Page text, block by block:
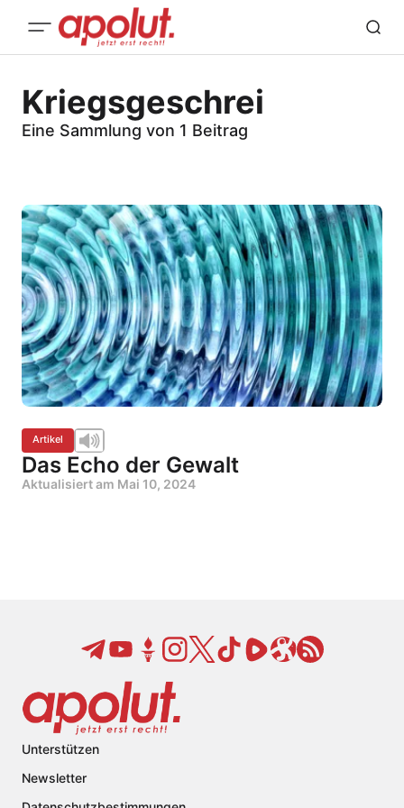
Kriegsgeschrei
Eine Sammlung von 1 Beitrag
Artikel
Das Echo der Gewalt
Aktualisiert am Mai 10, 2024
Unterstützen
Newsletter